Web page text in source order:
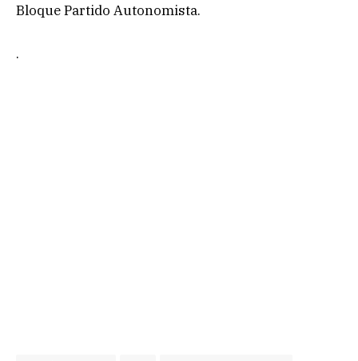
Bloque Partido Autonomista.
.